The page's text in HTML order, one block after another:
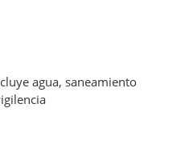
agua, saneamiento